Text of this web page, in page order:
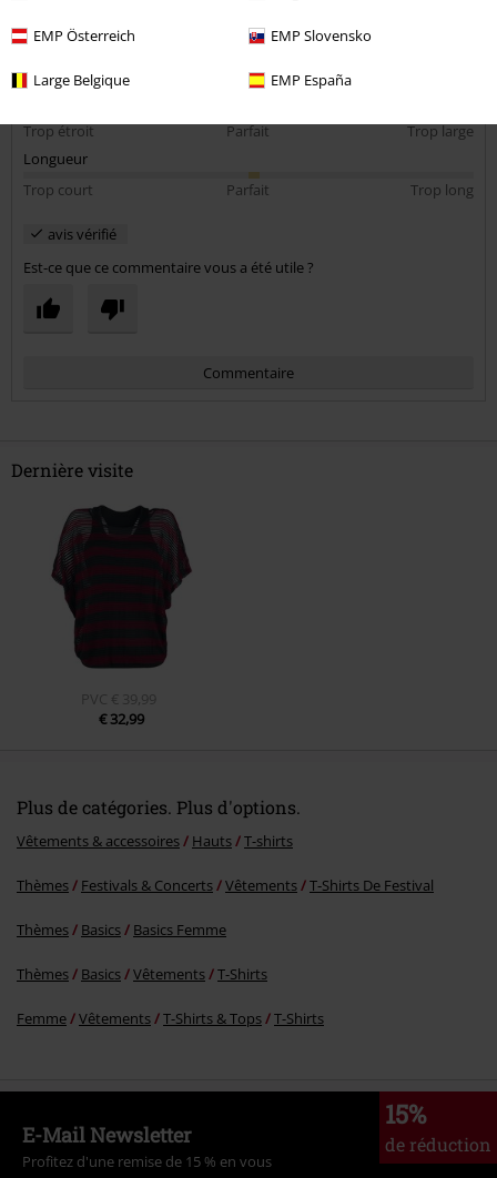
EMP Österreich EMP Slovensko
Large Belgique EMP España
Design
Trop étroit
Parfait
Trop large
Longueur
Trop court
Parfait Trop long
avis vérifié
Est-ce que ce commentaire vous a été utile ?
Commentaire
Envoyer le commentaire
Dernière visite
PVC € 39,99
€ 32,99
Plus de catégories. Plus d'options.
Vêtements & accessoires Hauts T-shirts
Thèmes Festivals & Concerts Vêtements T‑Shirts De Festival
Thèmes Basics Basics Femme
Thèmes Basics Vêtements T-Shirts
Femme Vêtements T-Shirts & Tops T-Shirts
15%
de réduction
E-Mail Newsletter
Profitez d'une remise de 15 % en vous